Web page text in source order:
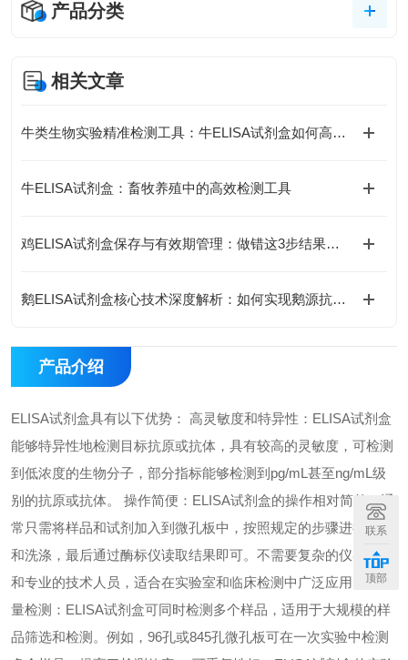
产品分类
相关文章
牛类生物实验精准检测工具：牛ELISA试剂盒如何高效完成牛源样本目标蛋白定量分析？
牛ELISA试剂盒：畜牧养殖中的高效检测工具
鸡ELISA试剂盒保存与有效期管理：做错这3步结果全废
鹅ELISA试剂盒核心技术深度解析：如何实现鹅源抗体与抗原的高特异性检测及精准定量分析？
产品介绍
ELISA试剂盒具有以下优势： 高灵敏度和特异性：ELISA试剂盒
能够特异性地检测目标抗原或抗体，具有较高的灵敏度，可检测
到低浓度的生物分子，部分指标能够检测到pg/mL甚至ng/mL级
别的抗原或抗体。 操作简便：ELISA试剂盒的操作相对简单，通
常只需将样品和试剂加入到微孔板中，按照规定的步骤进行孵育
和洗涤，最后通过酶标仪读取结果即可。不需要复杂的仪器设备
和专业的技术人员，适合在实验室和临床检测中广泛应用。 高通
量检测：ELISA试剂盒可同时检测多个样品，适用于大规模的样
品筛选和检测。例如，96孔或845孔微孔板可在一次实验中检测
联系
顶部